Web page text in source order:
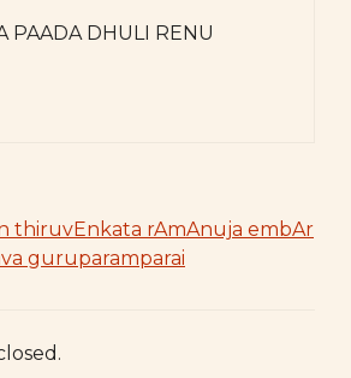
PAADA DHULI RENU
thiruvEnkata rAmAnuja embAr
guruparamparai